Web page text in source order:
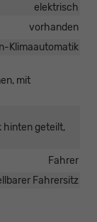
elektrisch
vorhanden
Klimaautomatik
mit
hinten geteilt,
Fahrer
Fahrersitz